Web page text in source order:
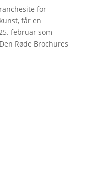
for
får en
februar som
Røde Brochures